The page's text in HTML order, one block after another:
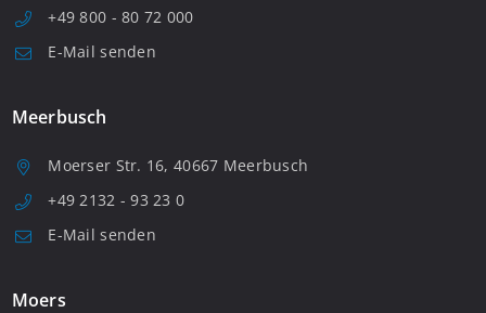
+49 800 - 80 72 000
E-Mail senden
Meerbusch
Moerser Str. 16, 40667 Meerbusch
+49 2132 - 93 23 0
E-Mail senden
Moers